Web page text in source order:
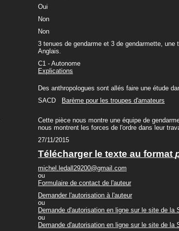
Oui
Non
Non
3 tenues de gendarme et 3 de gendarmette,
Anglais.
C1 - Autonome
Explications
Des anthropologues sont allés faire une étude
SACD Barème pour les troupes d'amateurs
Cette pièce nous montre une équipe de
nous montrent les forces de l'ordre dans leur
27/11/2015
Télécharger le texte au format
michel.ledall29200@gmail.com
ou
Formulaire de contact de l'auteur
Demander l'autorisation à l'auteur
ou
Demande d'autorisation en ligne sur le site de la
ou
Demande d'autorisation en ligne sur le site de la